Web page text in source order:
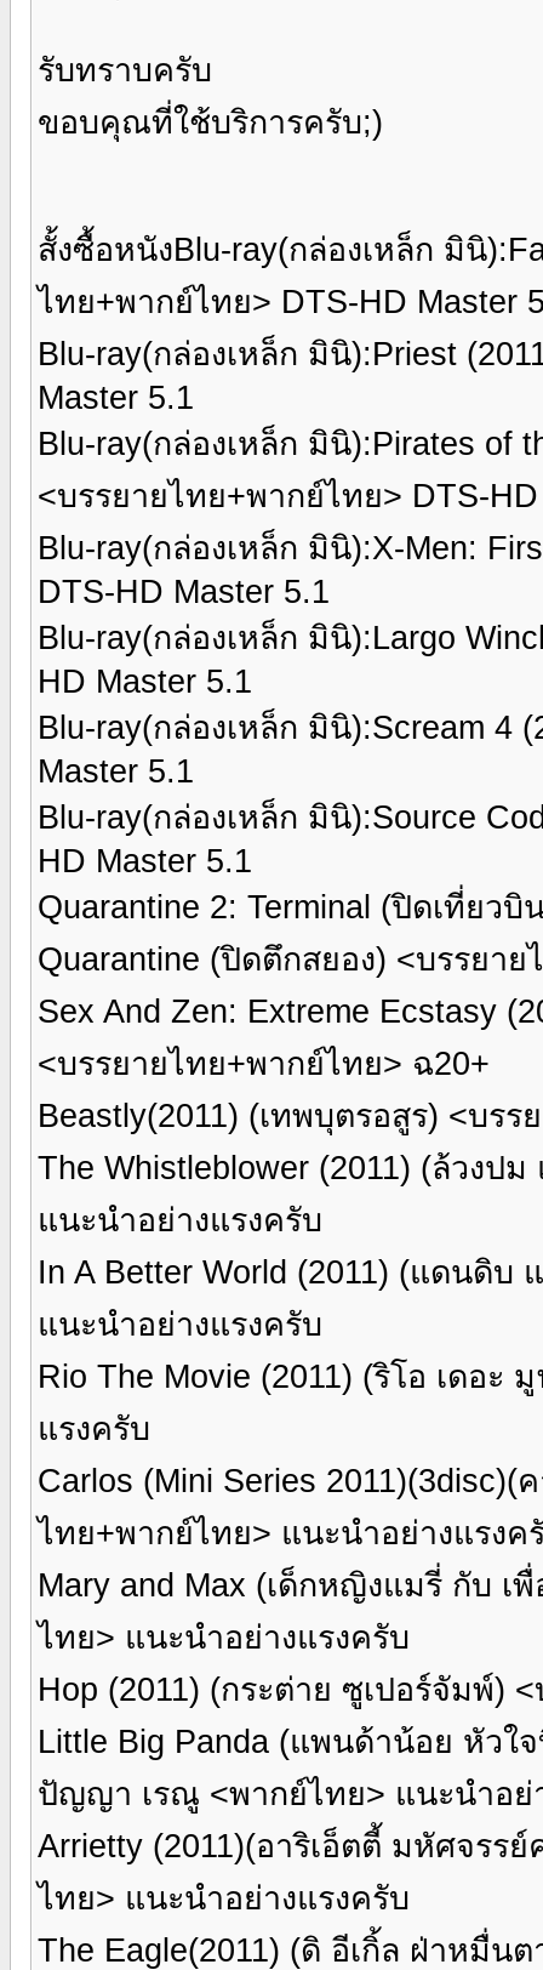
รับทราบครับ
ขอบคุณที่ใช้บริการครับ;)
สั้งซื้อหนังBlu-ray(กล่องเหล็ก มินิ
ไทย+พากย์ไทย> DTS-HD Master
Blu-ray(กล่องเหล็ก มินิ):Priest
Master 5.1
Blu-ray(กล่องเหล็ก มินิ):Pirates of
<บรรยายไทย+พากย์ไทย> DTS-
Blu-ray(กล่องเหล็ก มินิ):X-Men:
DTS-HD Master 5.1
Blu-ray(กล่องเหล็ก มินิ):Largo
HD Master 5.1
Blu-ray(กล่องเหล็ก มินิ):Scream 4
Master 5.1
Blu-ray(กล่องเหล็ก มินิ):Source
HD Master 5.1
Quarantine 2: Terminal (ปิดเที่ยว
Quarantine (ปิดตึกสยอง) <บรรยา
Sex And Zen: Extreme Ecstasy
<บรรยายไทย+พากย์ไทย> ฉ20+
Beastly(2011) (เทพบุตรอสูร) <บร
The Whistleblower (2011) (ล้วงป
แนะนำอย่างแรงครับ
In A Better World (2011) (แดนดิบ
แนะนำอย่างแรงครับ
Rio The Movie (2011) (ริโอ เดอะ
แรงครับ
Carlos (Mini Series
ไทย+พากย์ไทย> แนะนำอย่างแรงค
Mary and Max (เด็กหญิงแมรี่ กับ
ไทย> แนะนำอย่างแรงครับ
Hop (2011) (กระต่าย ซูเปอร์จัมพ์)
Little Big Panda (แพนด้าน้อย หัวใ
ปัญญา เรณู <พากย์ไทย> แนะนำอย่
Arrietty (2011)(อาริเอ็ตตี้ มหัศจรร
ไทย> แนะนำอย่างแรงครับ
The Eagle(2011) (ดิ อีเกิ้ล ฝ่าหมื่น